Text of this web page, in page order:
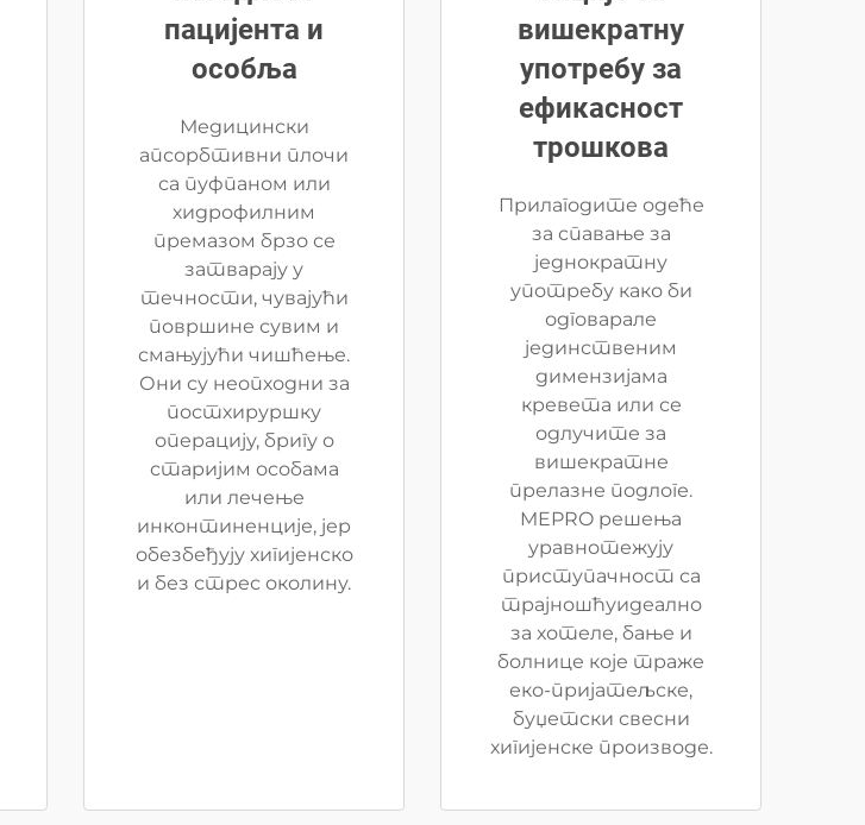
пацијента и
особља
Медицински
апсорбтивни плочи
са пуфпаном или
хидрофилним
премазом брзо се
затварају у
течности, чувајући
површине сувим и
смањујући чишћење.
Они су неопходни за
постхируршку
операцију, бригу о
старијим особама
или лечење
инконтиненције, јер
обезбеђују хигијенско
и без стрес околину.
вишекратну
употребу за
ефикасност
трошкова
Прилагодите одеће
за спавање за
једнократну
употребу како би
одговарале
јединственим
димензијама
кревета или се
одлучите за
вишекратне
прелазне подлоге.
MEPRO решења
уравнотежују
приступачност са
трајношћуидеално
за хотеле, бање и
болнице које траже
еко-пријатељске,
буџетски свесни
хигијенске производе.